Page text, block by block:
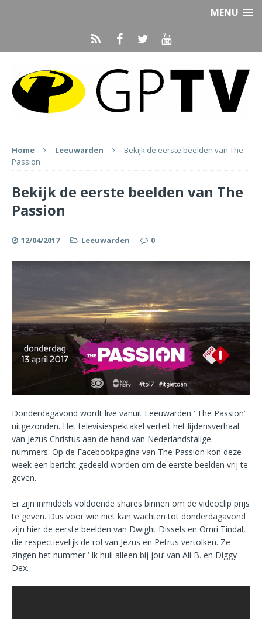
MENU
Home Leeuwarden
Bekijk de eerste beelden van The
Passion
Bekijk de eerste beelden van The
Passion
12/04/2017 Leeuwarden 0
Donderdagavond wordt live vanuit Leeuwarden ‘ The Passion’
uitgezonden. Het televisiespektakel vertelt het lijdensverhaal
van Jezus Christus aan de hand van Nederlandstalige
nummers. Op de Facebookpagina van The Passion kon deze
week een bericht gedeeld worden om de eerste beelden vrij te
geven.
Er zijn inmiddels voldoende shares binnen om de videoclip prijs
te geven. Dus voor wie niet kan wachten tot donderdagavond
zijn hier de eerste beelden van Dwight Dissels en Omri Tindal,
die respectievelijk de rol van Jezus en Petrus vertolken. Ze
zingen het nummer ‘ Ik huil alleen bij jou’ van Ali B. en Diggy
Dex.